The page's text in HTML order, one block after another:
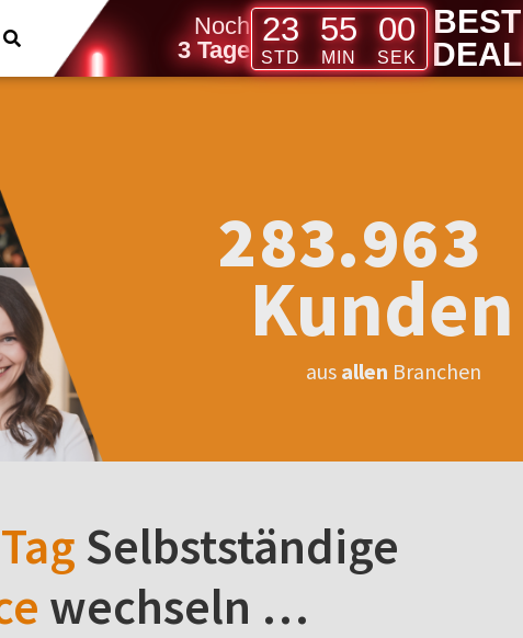
Noch
3Tage
23
STD
54
MIN
59
SEK
BEST
DEAL
283.963
Kunden
aus allen Branchen
Selbstständige
wechseln …